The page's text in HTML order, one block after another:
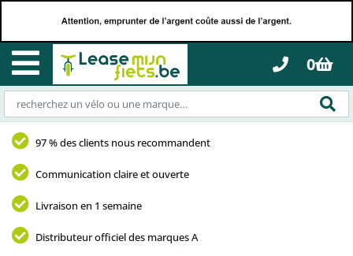
0
97 % des clients nous recommandent
Communication claire et ouverte
Livraison en 1 semaine
Distributeur officiel des marques A